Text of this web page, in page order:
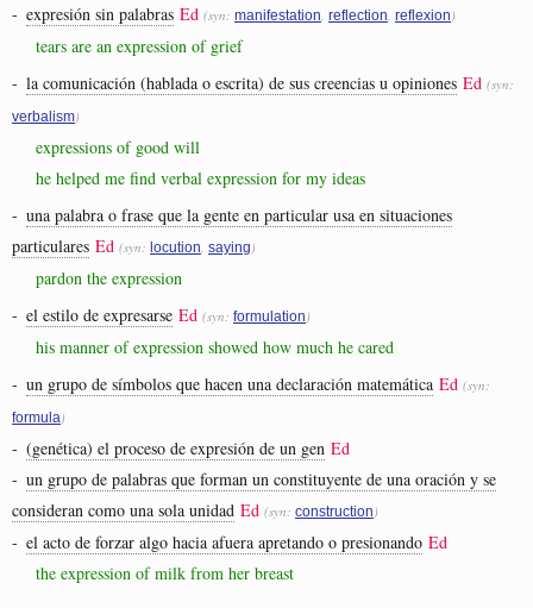
- expresión sin palabras Ed (syn: manifestation reflection reflexion )
tears are an expression of grief
- la comunicación (hablada o escrita) de sus creencias u opiniones Ed (syn:
verbalism)
expressions of good will
he helped me find verbal expression for my ideas
- una palabra o frase que la gente en particular usa en situaciones
particulares Ed (syn: locution saying )
pardon the expression
- el estilo de expresarse Ed (syn: formulation )
his manner of expression showed how much he cared
- un grupo de símbolos que hacen una declaración matemática Ed (syn:
formula )
- (genética) el proceso de expresión de un gen Ed
- un grupo de palabras que forman un constituyente de una oración y se
consideran como una sola unidad Ed (syn: construction )
- el acto de forzar algo hacia afuera apretando o presionando Ed
the expression of milk from her breast